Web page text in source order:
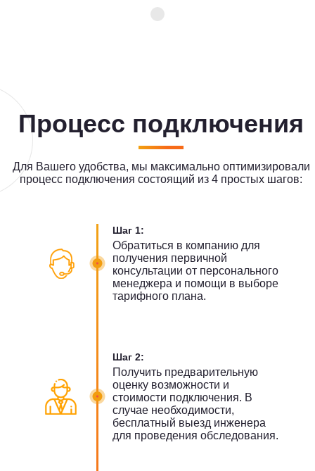
Процесс подключения
Для Вашего удобства, мы максимально оптимизировали
процесс подключения состоящий из 4 простых шагов:
Шаг 1:
Обратиться в компанию для
получения первичной
консультации от персонального
менеджера и помощи в выборе
тарифного плана.
Шаг 2:
Получить предварительную
оценку возможности и
стоимости подключения. В
случае необходимости,
бесплатный выезд инженера
для проведения обследования.